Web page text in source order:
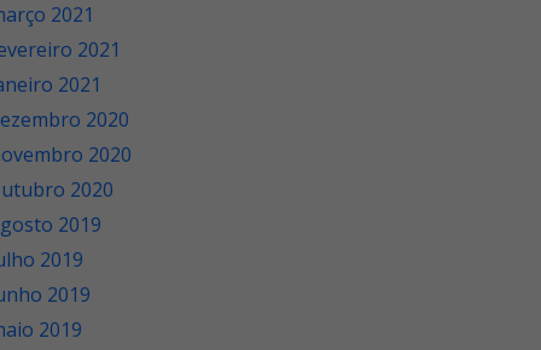
2021
2021
2021
2020
2020
2020
2019
2019
2019
2019